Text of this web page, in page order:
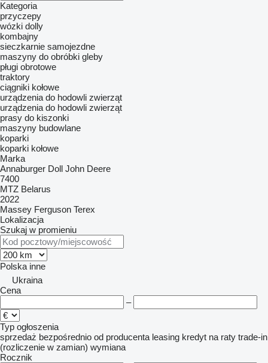
Kategoria
przyczepy
wózki dolly
kombajny
sieczkarnie samojezdne
maszyny do obróbki gleby
pługi obrotowe
traktory
ciągniki kołowe
urządzenia do hodowli zwierząt
urządzenia do hodowli zwierząt
prasy do kiszonki
maszyny budowlane
koparki
koparki kołowe
Marka
Annaburger Doll John Deere
7400
MTZ Belarus
2022
Massey Ferguson Terex
Lokalizacja
Szukaj w promieniu
Polska inne
Ukraina
Cena
–
Typ ogłoszenia
sprzedaż bezpośrednio od producenta leasing kredyt na raty trade-in
(rozliczenie w zamian) wymiana
Rocznik